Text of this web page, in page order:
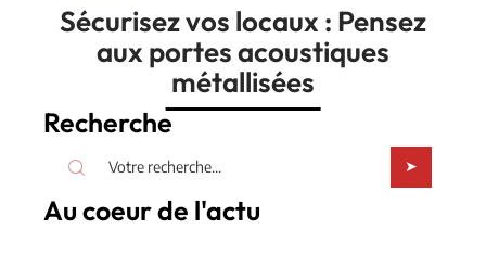
Sécurisez vos locaux : Pensez
aux portes acoustiques
métallisées
Recherche
Au coeur de l'actu